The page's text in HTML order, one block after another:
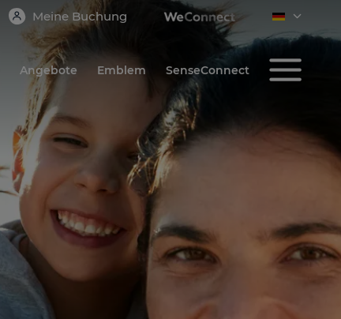
Meine Buchung
Tenerife
Reiseort sehen
HD PARQUE CRISTÓBAL
TENERIFE
Playa de las Américas
Family & Joy
Angebote Emblem SenseConnect
BESTÄTIGEN